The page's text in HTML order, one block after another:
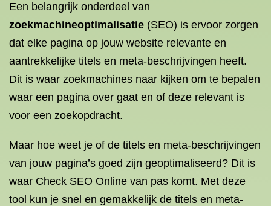
Een belangrijk onderdeel van
zoekmachineoptimalisatie (SEO) is ervoor zorgen
dat elke pagina op jouw website relevante en
aantrekkelijke titels en meta-beschrijvingen heeft.
Dit is waar zoekmachines naar kijken om te bepalen
waar een pagina over gaat en of deze relevant is
voor een zoekopdracht.
Maar hoe weet je of de titels en meta-beschrijvingen
van jouw pagina’s goed zijn geoptimaliseerd? Dit is
waar Check SEO Online van pas komt. Met deze
tool kun je snel en gemakkelijk de titels en meta-